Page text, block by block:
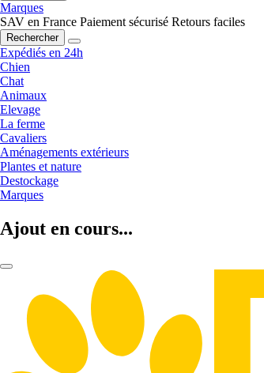
Marques
SAV en France Paiement sécurisé Retours faciles
Rechercher
Expédiés en 24h
Chien
Chat
Animaux
Elevage
La ferme
Cavaliers
Aménagements extérieurs
Plantes et nature
Destockage
Marques
Ajout en cours...